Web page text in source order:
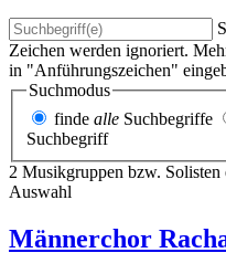
Zeichen werden ignoriert.
in "Anführungszeichen"
Suchmodus
finde alle Suchbegriffe
Suchbegriff
2 Musikgruppen bzw.
Auswahl
Männerchor